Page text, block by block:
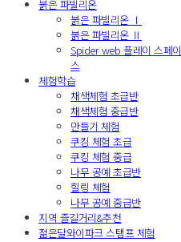
붉은 파빌리온
붉은 파빌리온 Ⅰ
붉은 파빌리온 Ⅱ
Spider web 플레이 스페이
스
체험학습
채색체험 초급반
채색체험 중급반
만들기 체험
쿠킹 체험 초급
쿠킹 체험 중급
나무 공예 초급반
힐링 체험
나무 공예 중급반
지역 즐길거리&추천
젊은달와이파크 스탬프 체험